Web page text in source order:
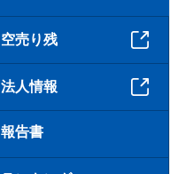
空売り残
法人情報
報告書